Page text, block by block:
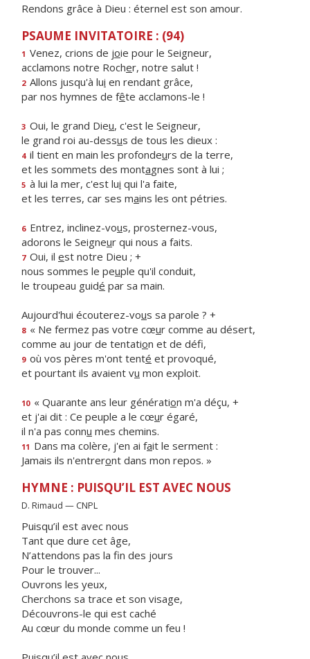
Rendons grâce à Dieu : éternel est son amour.
PSAUME INVITATOIRE : (94)
1 Venez, crions de joie pour le Seigneur,
acclamons notre Rocher, notre salut !
2 Allons jusqu'à lui en rendant grâce,
par nos hymnes de fête acclamons-le !
3 Oui, le grand Dieu, c'est le Seigneur,
le grand roi au-dessus de tous les dieux :
4 il tient en main les profondeurs de la terre,
et les sommets des montagnes sont à lui ;
5 à lui la mer, c'est lui qui l'a faite,
et les terres, car ses mains les ont pétries.
6 Entrez, inclinez-vous, prosternez-vous,
adorons le Seigneur qui nous a faits.
7 Oui, il est notre Dieu ; +
nous sommes le peuple qu'il conduit,
le troupeau guidé par sa main.
Aujourd'hui écouterez-vous sa parole ? +
8 « Ne fermez pas votre cœur comme au désert,
comme au jour de tentation et de défi,
9 où vos pères m'ont tenté et provoqué,
et pourtant ils avaient vu mon exploit.
10 « Quarante ans leur génération m'a déçu, +
et j'ai dit : Ce peuple a le cœur égaré,
il n'a pas connu mes chemins.
11 Dans ma colère, j'en ai fait le serment :
Jamais ils n'entreront dans mon repos. »
HYMNE : PUISQU’IL EST AVEC NOUS
D. Rimaud — CNPL
Puisqu’il est avec nous
Tant que dure cet âge,
N’attendons pas la fin des jours
Pour le trouver...
Ouvrons les yeux,
Cherchons sa trace et son visage,
Découvrons-le qui est caché
Au cœur du monde comme un feu !